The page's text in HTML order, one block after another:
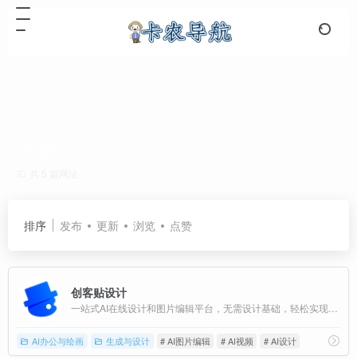
排序 发布 更新 浏览 点赞
创客贴设计
AI办公与绘画 生成与设计 # AI图片编辑 # AI视频 # AI设计